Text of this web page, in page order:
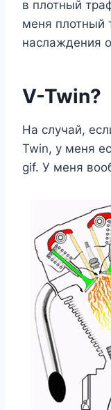
в плотный
меня плотный
наслаждения
V-Twin?
На случай,
Twin, у меня
gif. У меня